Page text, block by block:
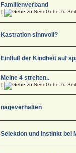
Familienverband
[ Gehe zu
Kastration sinnvoll?
Einfluß der Kindheit auf
Meine 4 streiten..
[ Gehe zu
nageverhalten
Selektion und Instinkt bei